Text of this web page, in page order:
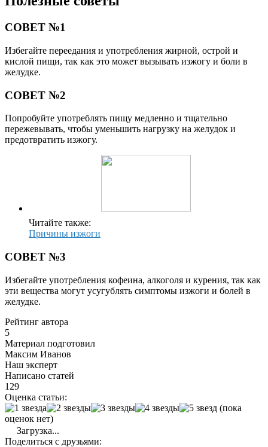
СОВЕТ №1
Избегайте переедания и употребления жирной, острой и
кислой пищи, так как это может вызывать изжогу и боли в
желудке.
СОВЕТ №2
Попробуйте употреблять пищу медленно и тщательно
пережевывать, чтобы уменьшить нагрузку на желудок и
предотвратить изжогу.
Читайте также:
Причины изжоги
СОВЕТ №3
Избегайте употребления кофеина, алкоголя и курения, так как
эти вещества могут усугублять симптомы изжоги и болей в
желудке.
Рейтинг автора
5
Материал подготовил
Максим Иванов
Наш эксперт
Написано статей
129
Оценка статьи:
(пока
оценок нет)
Загрузка...
Поделиться с друзьями: